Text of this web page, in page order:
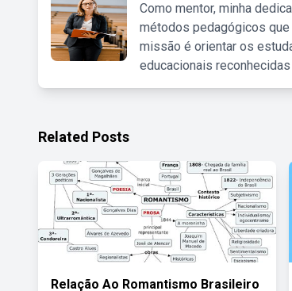
Como mentor, minha
métodos pedagógicos
missão é orientar os
educacionais
Related Posts
Relação Ao Romantismo Brasileiro